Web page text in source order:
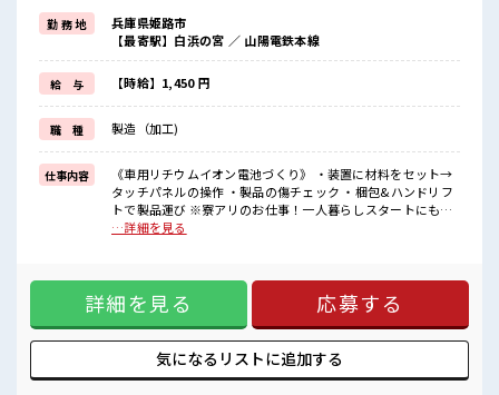
長期就業で収入UPを目指そう！
◆日本を代表する大手企業同士の合弁会社
◆経験はもちろん学歴も不問！
お仕事だけじゃない◎住まいだってご提供します(*≧∀≦)ゞ
(1)寮費5万円の補助あり
(2)TV/冷蔵庫/洗濯機/電子レンジ/エアコンなどは備え付け
(3)駐車場完備なのでマイカー持ち込みOK
などなど...
赴任時は現地までの移動交通費も規定支給！
■職場の雰囲気
お財布にやさしい♪
制服は無料貸与！
ロッカー・休憩室完備！
荷物が多い方も安心ですね♪
無料送迎バスあり！
勤 務 地
兵庫県姫路市
【最寄駅】白浜の宮 ／ 山陽電鉄本線
給 与 【時給】1,450 円
職 種 製造（加工)
仕事内容
《車用リチウムイオン電池づくり》 ・装置に材料をセット→
タッチパネルの操作 ・製品の傷チェック ・梱包&ハンドリフ
トで製品運び ※寮アリのお仕事！一人暮らしスタートにもピ
ッタリ♪ ■お仕事PR 《更新手当3ヶ月ごとに2万円》 《昇給
手企業同士の合弁会社 ◆経験はもちろん学歴も不問！ お仕事
だけじゃない◎住まいだってご提供します(*≧∀≦)ゞ (1)寮費
5万円の補助あり (2)TV/冷蔵庫/洗濯機/電子レンジ/エアコンな
どは備え付け (3)駐車場完備なのでマイカー持ち込みOK など
など... 赴任時は現地までの移動交通費も規定支給！ ■職場の
雰囲気 キバツ過ぎなければ髪のカラーリングOK！ 社員食堂
…詳細を見る
詳細を見る 応募する
気になるリストに追加する